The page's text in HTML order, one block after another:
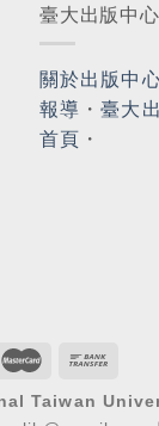
臺大出版中心
關於出版中
報導 ・臺大
首頁 ・
Taiwan